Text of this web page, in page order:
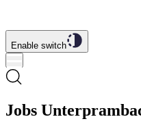
Enable switch
Jobs